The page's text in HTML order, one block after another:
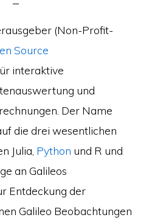
(Non-Profit-
Source
interaktive
und
Der Name
die drei wesentlichen
Julia, Python und R und
an Galileos
Entdeckung der
Galileo Beobachtungen